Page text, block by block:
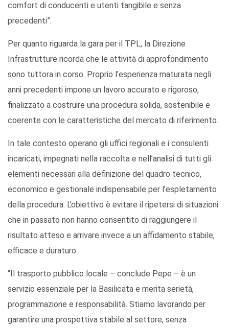
comfort di conducenti e utenti tangibile e senza
precedenti”.
Per quanto riguarda la gara per il TPL, la Direzione
Infrastrutture ricorda che le attività di approfondimento
sono tuttora in corso. Proprio l’esperienza maturata negli
anni precedenti impone un lavoro accurato e rigoroso,
finalizzato a costruire una procedura solida, sostenibile e
coerente con le caratteristiche del mercato di riferimento.
In tale contesto operano gli uffici regionali e i consulenti
incaricati, impegnati nella raccolta e nell’analisi di tutti gli
elementi necessari alla definizione del quadro tecnico,
economico e gestionale indispensabile per l’espletamento
della procedura. L’obiettivo è evitare il ripetersi di situazioni
che in passato non hanno consentito di raggiungere il
risultato atteso e arrivare invece a un affidamento stabile,
efficace e duraturo.
“Il trasporto pubblico locale – conclude Pepe – è un
servizio essenziale per la Basilicata e merita serietà,
programmazione e responsabilità. Stiamo lavorando per
garantire una prospettiva stabile al settore, senza